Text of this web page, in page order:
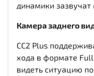
динамики зазвучат
Камера заднего
CC2 Plus
хода в формате
видеть ситуацию